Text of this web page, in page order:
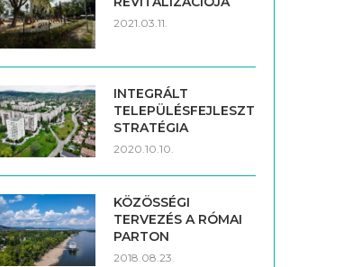
2021.03.11.
INTEGRÁLT
TELEPÜLÉSFEJLESZTÉSI
STRATÉGIA
2020.10.10.
KÖZÖSSÉGI
TERVEZÉS A RÓMAI
PARTON
2018.08.23.